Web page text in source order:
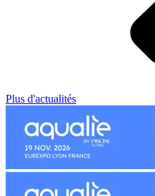
Plus d'actualités